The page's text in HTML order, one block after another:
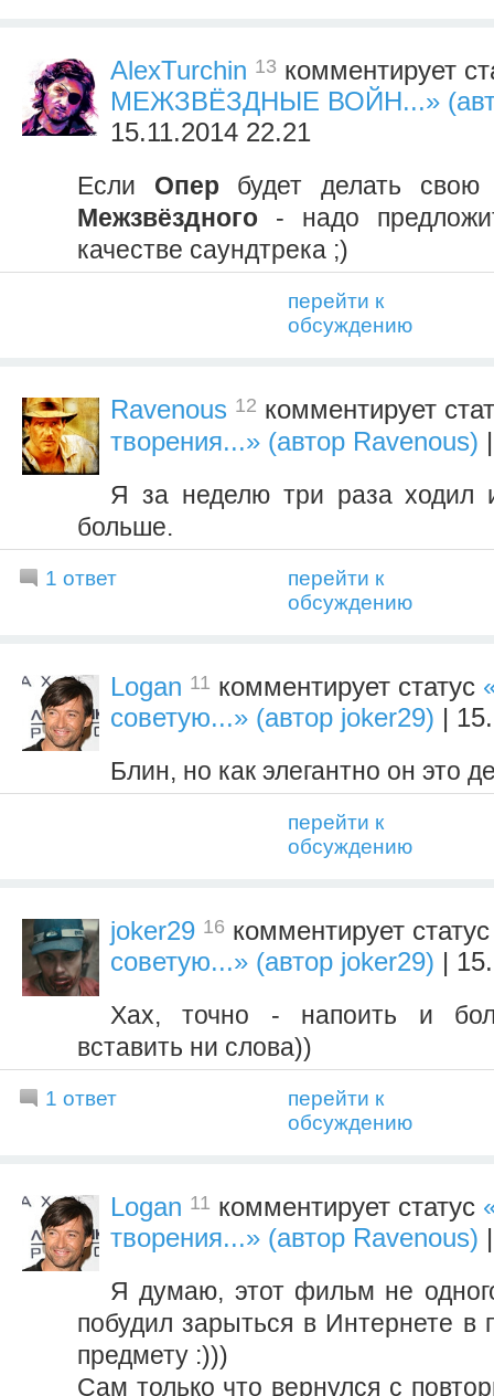
AlexTurchin 13 комментирует
МЕЖЗВЁЗДНЫЕ ВОЙН...»
15.11.2014 22.21
Если Опер будет делать свою
Межзвёздного - надо
качестве саундтрека ;)
перейти к
обсуждению
Ravenous 12 комментирует
творения...» (автор Ravenous)
Я за неделю три раза ходил
больше.
1 ответ
перейти к
обсуждению
Logan 11 комментирует статус
советую...» (автор joker29) |
Блин, но как элегантно он это
перейти к
обсуждению
joker29 16 комментирует
советую...» (автор joker29) |
Хах, точно - напоить и
вставить ни слова))
1 ответ
перейти к
обсуждению
Logan 11 комментирует статус
творения...» (автор Ravenous)
Я думаю, этот фильм не
побудил зарыться в Интернете
предмету :)))
Сам только что вернулся с